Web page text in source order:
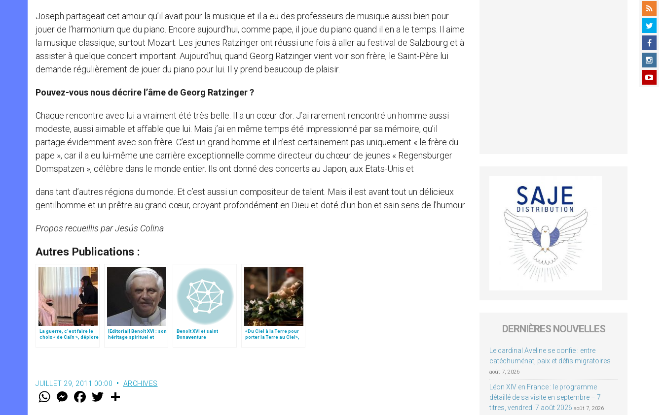
Joseph partageait cet amour qu’il avait pour la musique et il a eu des professeurs de musique aussi bien pour
jouer de l’harmonium que du piano. Encore aujourd’hui, comme pape, il joue du piano quand il en a le temps. Il aime
la musique classique, surtout Mozart. Les jeunes Ratzinger ont réussi une fois à aller au festival de Salzbourg et à
assister à quelque concert important. Aujourd’hui, quand Georg Ratzinger vient voir son frère, le Saint-Père lui
demande régulièrement de jouer du piano pour lui. Il y prend beaucoup de plaisir.
Pouvez-vous nous décrire l’âme de Georg Ratzinger ?
Chaque rencontre avec lui a vraiment été très belle. Il a un cœur d’or. J’ai rarement rencontré un homme aussi
modeste, aussi aimable et affable que lui. Mais j’ai en même temps été impressionné par sa mémoire, qu’il
partage évidemment avec son frère. C’est un grand homme et il n’est certainement pas uniquement « le frère du
pape », car il a eu lui-même une carrière exceptionnelle comme directeur du chœur de jeunes « Regensburger
Domspatzen », célèbre dans le monde entier. Ils ont donné des concerts au Japon, aux Etats-Unis et
dans tant d’autres régions du monde. Et c’est aussi un compositeur de talent. Mais il est avant tout un délicieux
gentilhomme et un prêtre au grand cœur, croyant profondément en Dieu et doté d’un bon et sain sens de l’humour.
Propos recueillis par Jesús Colina
Autres Publications :
La guerre, c’est faire le
choix « de Caïn », déplore
[Editorial] Benoît XVI : son
héritage spirituel et
Benoît XVI et saint
Bonaventure
«Du Ciel à la Terre pour
porter la Terre au Ciel»,
JUILLET 29, 2011 00:00 ARCHIVES
W M
e
F
a w
DERNIÈRES NOUVELLES
Le cardinal Aveline se confie : entre
catéchuménat, paix et défis migratoires
août 7, 2026
Léon XIV en France : le programme
détaillé de sa visite en septembre – 7
titres, vendredi 7 août 2026 août 7, 2026